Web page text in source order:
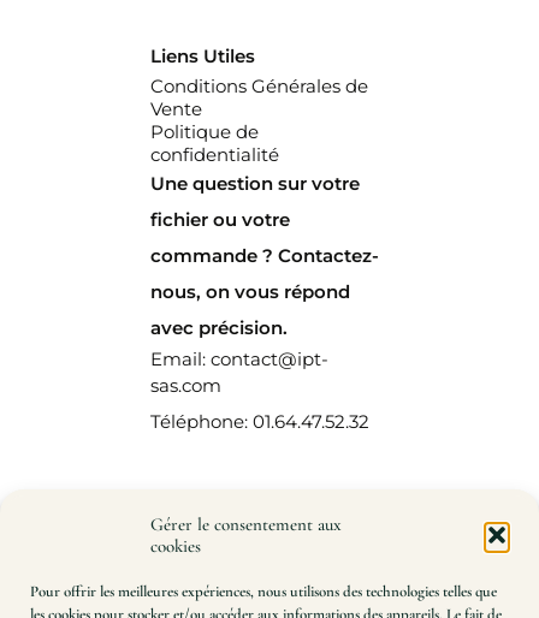
Gérer le consentement aux
cookies
Pour offrir les meilleures expériences, nous utilisons des technologies telles que
Liens Utiles
Conditions Générales de
Vente
Politique de
confidentialité
Une question sur votre
fichier ou votre
commande ? Contactez-
nous, on vous répond
avec précision.
Email: contact@ipt-
sas.com
Téléphone: 01.64.47.52.32